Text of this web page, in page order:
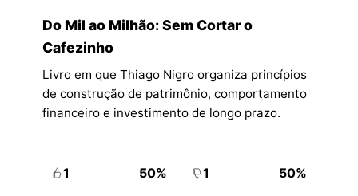
Do Mil ao Milhão: Sem Cortar o
Cafezinho
Livro em que Thiago Nigro organiza princípios
de construção de patrimônio, comportamento
financeiro e investimento de longo prazo.
1 50% 1 50%